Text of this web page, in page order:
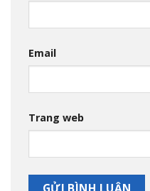
Email
Trang web